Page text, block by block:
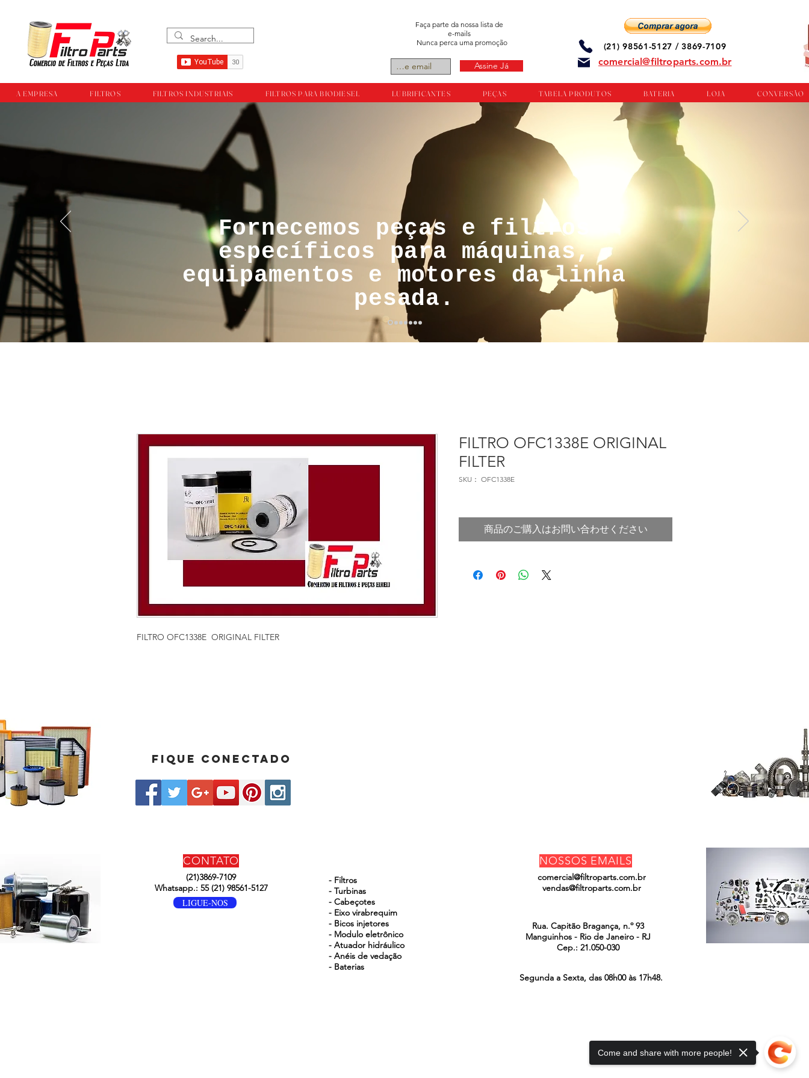
Faça parte da nossa lista de
e-mails
Nunca perca uma promoção
Assine Já
(21) 98561-5127 / 3869-7109
comercial@filtroparts.com.br
A EMPRESA FILTROS FILTROS INDUSTRIAIS FILTROS PARA BIODIESEL LUBRIFICANTES PEÇAS TABELA PRODUTOS BATERIA LOJA CONVERSÃO
™®©Todos os direitos reservador a
empresa Filtroparts.
Fornecemos peças e filtros
específicos para máquinas,
equipamentos e motores da linha
pesada.
FILTRO OFC1338E ORIGINAL FILTER
FILTRO OFC1338E ORIGINAL
FILTER
SKU： OFC1338E
商品のご購入はお問い合わせください
Fique conectado
CONTATO
(21)3869-7109
Whatsapp.: 55 (21) 98561-5127
LIGUE-NOS
- Filtros
- Turbinas
- Cabeçotes
- Eixo virabrequim
- Bicos injetores
- Modulo eletrônico
- Atuador hidráulico
- Anéis de vedação
- Baterias
NOSSOS EMAILS
comercial@filtroparts.com.br
vendas@filtroparts.com.br
Rua. Capitão Bragança, n.º 93
Manguinhos - Rio de Janeiro - RJ
Cep.: 21.050-030
Segunda a Sexta, das 08h00 às 17h48.
Come and share with more people!